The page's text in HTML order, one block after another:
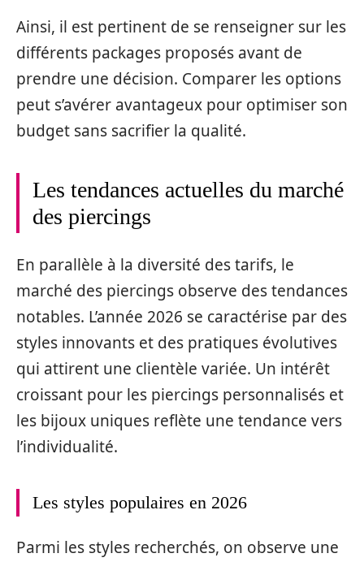
Ainsi, il est pertinent de se renseigner sur les
différents packages proposés avant de
prendre une décision. Comparer les options
peut s’avérer avantageux pour optimiser son
budget sans sacrifier la qualité.
Les tendances actuelles du marché
des piercings
En parallèle à la diversité des tarifs, le
marché des piercings observe des tendances
notables. L’année 2026 se caractérise par des
styles innovants et des pratiques évolutives
qui attirent une clientèle variée. Un intérêt
croissant pour les piercings personnalisés et
les bijoux uniques reflète une tendance vers
l’individualité.
Les styles populaires en 2026
Parmi les styles recherchés, on observe une